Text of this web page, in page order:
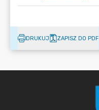
DRUKUJ ZAPISZ DO PDF